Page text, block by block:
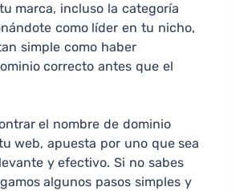
marca, incluso la categoría
como líder en tu nicho,
simple como haber
correcto antes que el
el nombre de dominio
web, apuesta por uno que sea
y efectivo. Si no sabes
algunos pasos simples y